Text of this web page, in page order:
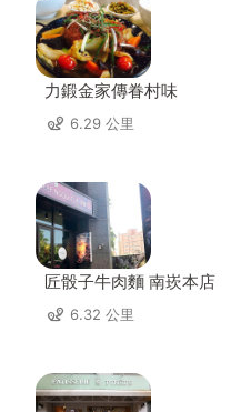
力鍛金家傳眷村味
6.29 公里
匠骰子牛肉麵 南崁本店
6.32 公里